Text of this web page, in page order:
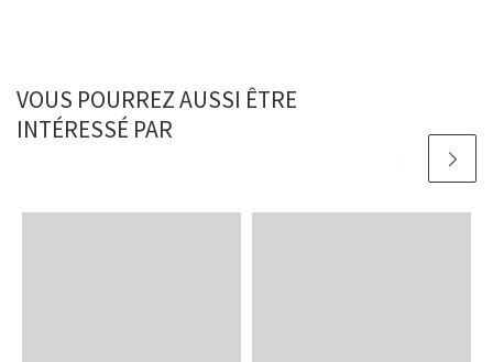
VOUS POURREZ AUSSI ÊTRE
INTÉRESSÉ PAR